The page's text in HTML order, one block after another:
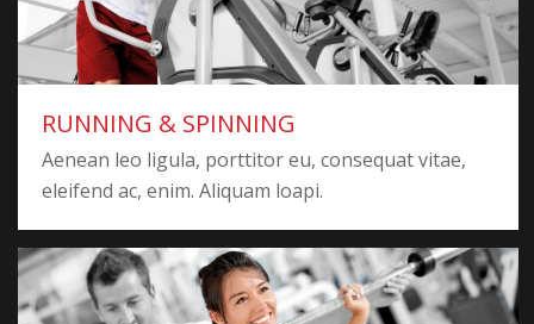
RUNNING & SPINNING
Aenean leo ligula, porttitor eu, consequat vitae,
eleifend ac, enim. Aliquam loapi.